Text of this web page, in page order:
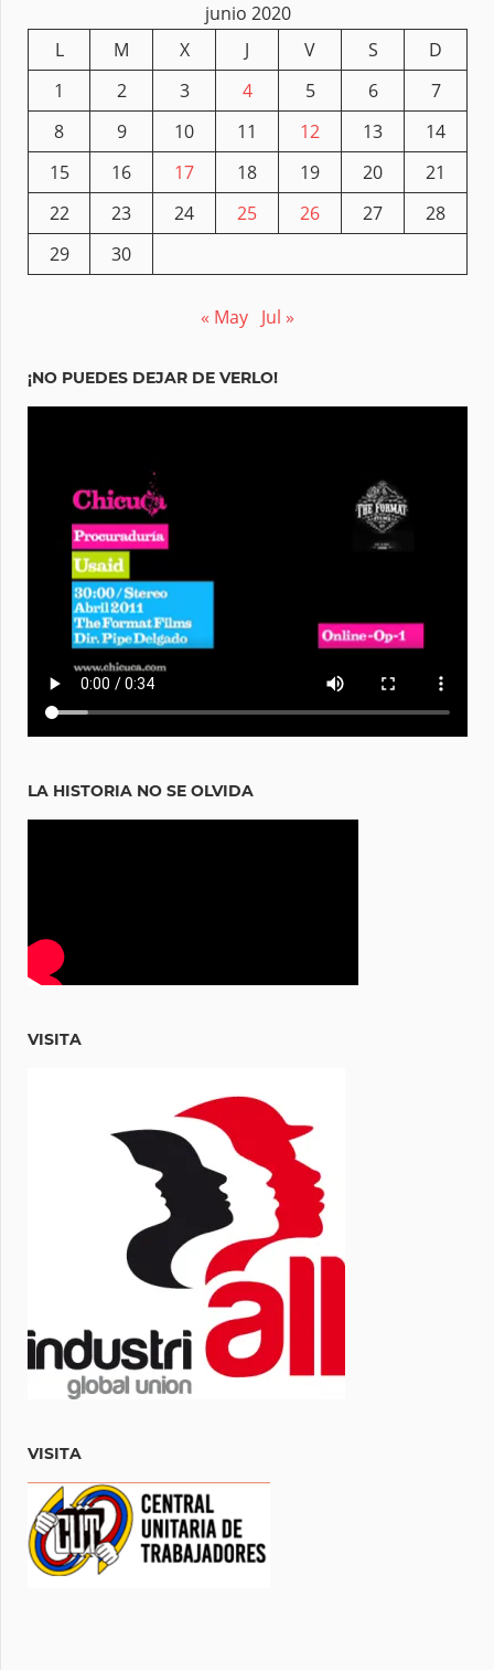
junio 2020
L
M X J V S
D
1
2 3 4 5 6
7
8
9 10 11 12 13
14
15
16 17 18 19 20
21
22
23 24 25 26 27
28
29
30
« May Jul »
¡NO PUEDES DEJAR DE VERLO!
LA HISTORIA NO SE OLVIDA
VISITA
VISITA